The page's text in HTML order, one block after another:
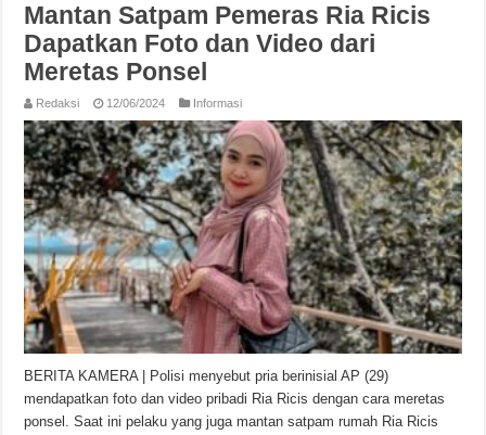
Mantan Satpam Pemeras Ria Ricis
Dapatkan Foto dan Video dari
Meretas Ponsel
Redaksi 12/06/2024 Informasi
BERITA KAMERA | Polisi menyebut pria berinisial AP (29)
mendapatkan foto dan video pribadi Ria Ricis dengan cara meretas
ponsel. Saat ini pelaku yang juga mantan satpam rumah Ria Ricis